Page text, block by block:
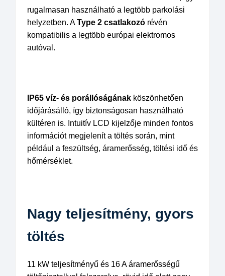
rugalmasan használható a legtöbb parkolási
helyzetben. AType 2 csatlakozó révén
kompatibilis a legtöbb európai elektromos
autóval.
IP65 víz- és porállóságának köszönhetően
időjárásálló, így biztonságosan használható
kültéren is. Intuitív LCD kijelzője minden fontos
információt megjelenít a töltés során, mint
például a feszültség, áramerősség, töltési idő és
hőmérséklet.
Nagy teljesítmény, gyors
töltés
11 kW teljesítményű és 16 A áramerősségű